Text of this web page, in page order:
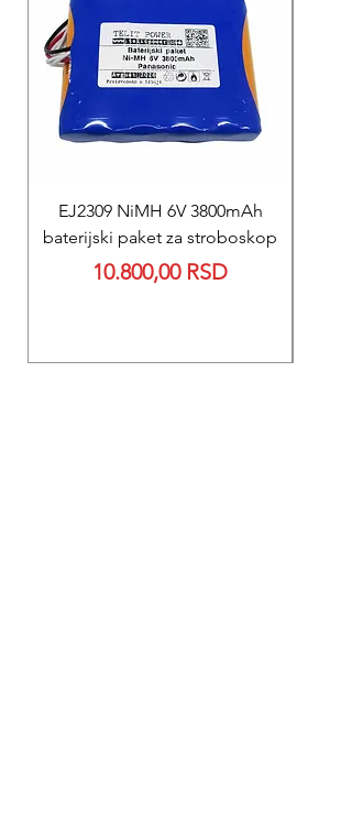
EJ2309 NiMH 6V 3800mAh
baterijski paket za stroboskop
Price
10.800,00 RSD